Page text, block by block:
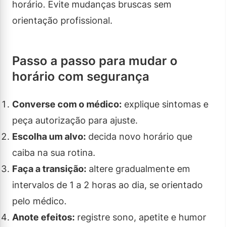
horário. Evite mudanças bruscas sem
orientação profissional.
Passo a passo para mudar o
horário com segurança
Converse com o médico: explique sintomas e
peça autorização para ajuste.
Escolha um alvo: decida novo horário que
caiba na sua rotina.
Faça a transição: altere gradualmente em
intervalos de 1 a 2 horas ao dia, se orientado
pelo médico.
Anote efeitos: registre sono, apetite e humor